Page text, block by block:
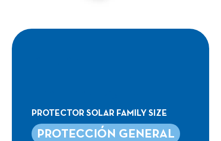
PROTECTOR SOLAR FAMILY SIZE
PROTECCIÓN GENERAL